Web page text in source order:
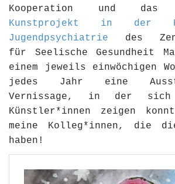
Kooperation und das
Kunstprojekt in der
Jugendpsychiatrie des
für Seelische Gesundheit
einem jeweils einwöchigen
jedes Jahr eine
Vernissage, in der
Künstler*innen zeigen
meine Kolleg*innen, die
haben!